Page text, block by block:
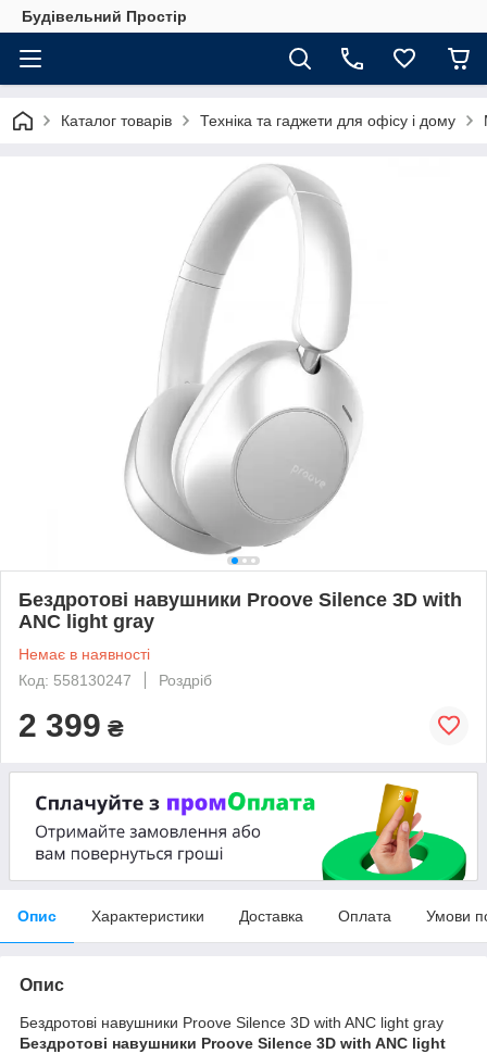
Будівельний Простір
Каталог товарів Техніка та гаджети для офісу і дому
Бездротові навушники Proove Silence 3D with
ANC light gray
Немає в наявності
Код: 558130247
Роздріб
2 399 ₴
Опис Характеристики Доставка Оплата Умови
Опис
Бездротові навушники Proove Silence 3D with ANC light gray
Бездротові навушники Proove Silence 3D with ANC light